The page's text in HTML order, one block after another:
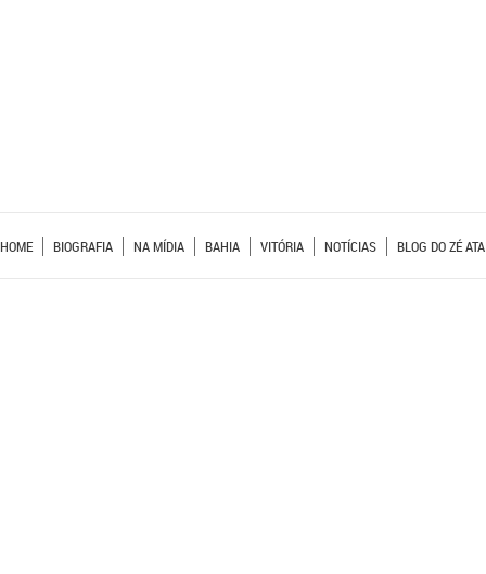
HOME BIOGRAFIA NA MÍDIA BAHIA VITÓRIA NOTÍCIAS BLOG DO ZÉ